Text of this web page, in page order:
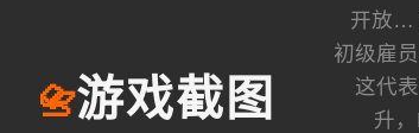
📇游戏截图
开放…
初级雇
这代
升